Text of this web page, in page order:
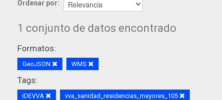
Ordenar por
1 conjunto de datos encontrado
Formatos:
GeoJSON WMS
Tags:
IDEVVA vva_sanidad_residencias_mayores_105